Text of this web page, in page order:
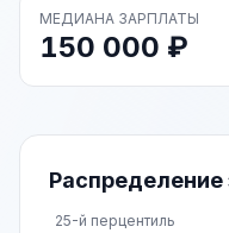
МЕДИАНА ЗАРПЛАТЫ
150 000 ₽
Распределение
25-й перцентиль